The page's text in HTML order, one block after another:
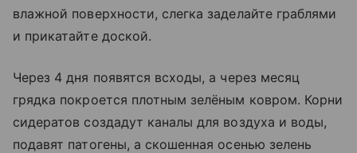
влажной поверхности, слегка заделайте граблями
и прикатайте доской.
Через 4 дня появятся всходы, а через месяц
грядка покроется плотным зелёным ковром. Корни
сидератов создадут каналы для воздуха и воды,
подавят патогены, а скошенная осенью зелень